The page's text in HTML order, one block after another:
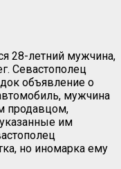
28-летний мужчина,
Севастополец
объявление о
мужчина
продавцом,
им
но иномарка ему